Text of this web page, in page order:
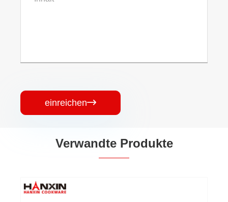
einreichen
Verwandte Produkte